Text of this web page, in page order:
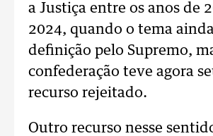
a Justiça entre os anos de
2024, quando o tema
definição pelo Supremo,
confederação teve agora
recurso rejeitado.
Outro recurso nesse